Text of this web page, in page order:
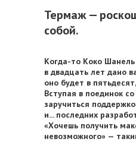
Термаж —
собой.
Когда-то Коко
в двадцать лет дано
оно будет в
Вступая в поединок
заручиться
и... последних
«Хочешь получить
невозможного» —